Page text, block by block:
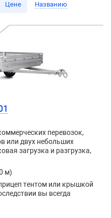
Цене Названию
перевозок,
или двух небольших
загрузка и разгрузка,
м)
тентом или крышкой
вы всегда